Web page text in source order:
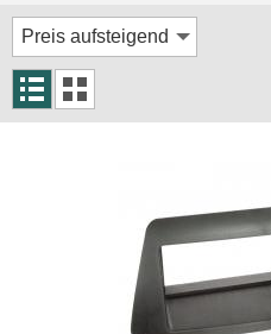
Rückfahrsysteme
Soundprozessoren
Aktivsystemadapter
Antennenadapter